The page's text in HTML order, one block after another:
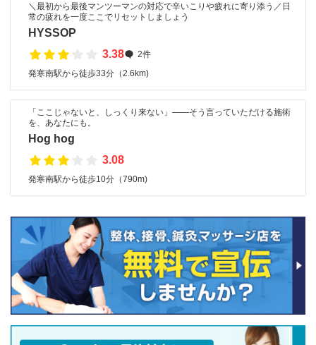
＼最初から最後マンツーマンの対応で辛いこりや疲れに寄り添う／日
常の疲れを一度ここでリセットしましょう
HYSSOP
3.38
2件
発寒南駅から徒歩33分（2.6km)
「ここじゃないと、しっくり来ない」——そう言っていただける施術
を、あなたにも。
Hog hog
3.08
発寒南駅から徒歩10分（790m)